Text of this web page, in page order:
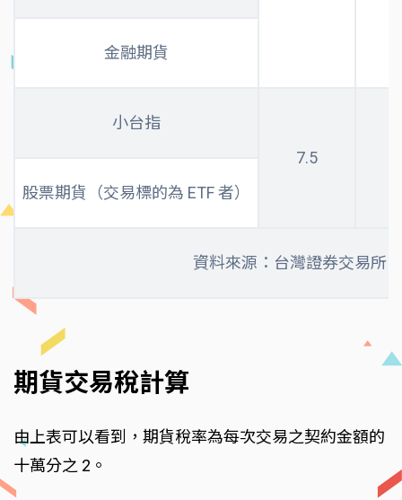
金融期貨
小台指
7.5
股票期貨（交易標的為 ETF 者）
資料來源：台灣證券交易所
期貨交易稅計算
由上表可以看到，期貨稅率為每次交易之契約金額的
十萬分之 2。